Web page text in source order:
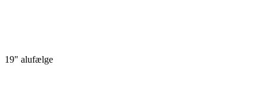
19" alufælge